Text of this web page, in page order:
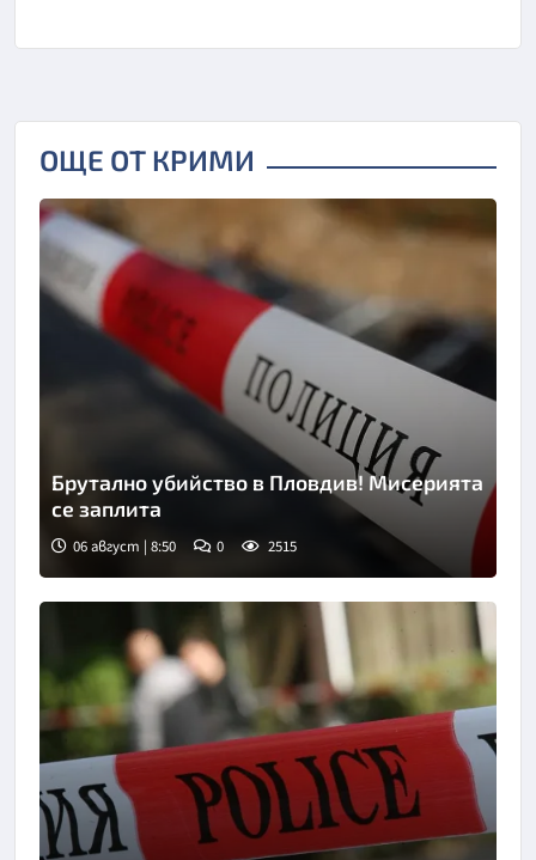
ОЩЕ ОТ КРИМИ
Снимка: goggle
Брутално убийство в Пловдив! Мисерията
се заплита
06 август | 8:50 0 2515